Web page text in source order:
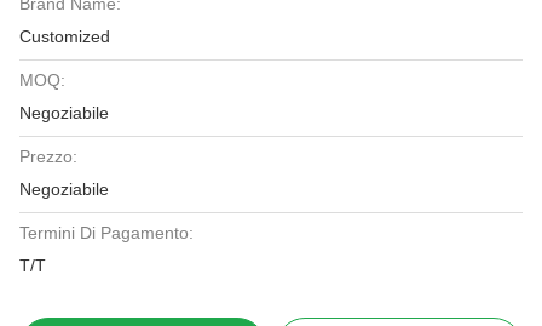
Customized
MOQ:
Negoziabile
Prezzo:
Negoziabile
Termini Di Pagamento:
T/T